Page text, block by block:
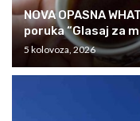
NOVA OPASNA
poruka “Glasaj za
5 kolovoza, 2026